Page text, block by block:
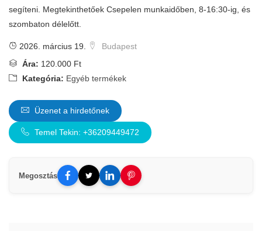
segíteni. Megtekinthetőek Csepelen munkaidőben, 8-16:30-ig, és
szombaton délelőtt.
2026. március 19.
Budapest
Ára: 120.000 Ft
Kategória: Egyéb termékek
Üzenet a hirdetőnek
Temel Tekin: +36209449472
Megosztás